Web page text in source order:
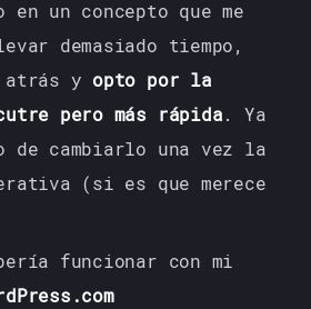
en un concepto que me
demasiado tiempo,
atrás y opto por la
pero más rápida. Ya
de cambiarlo una vez la
(si es que merece
funcionar con mi